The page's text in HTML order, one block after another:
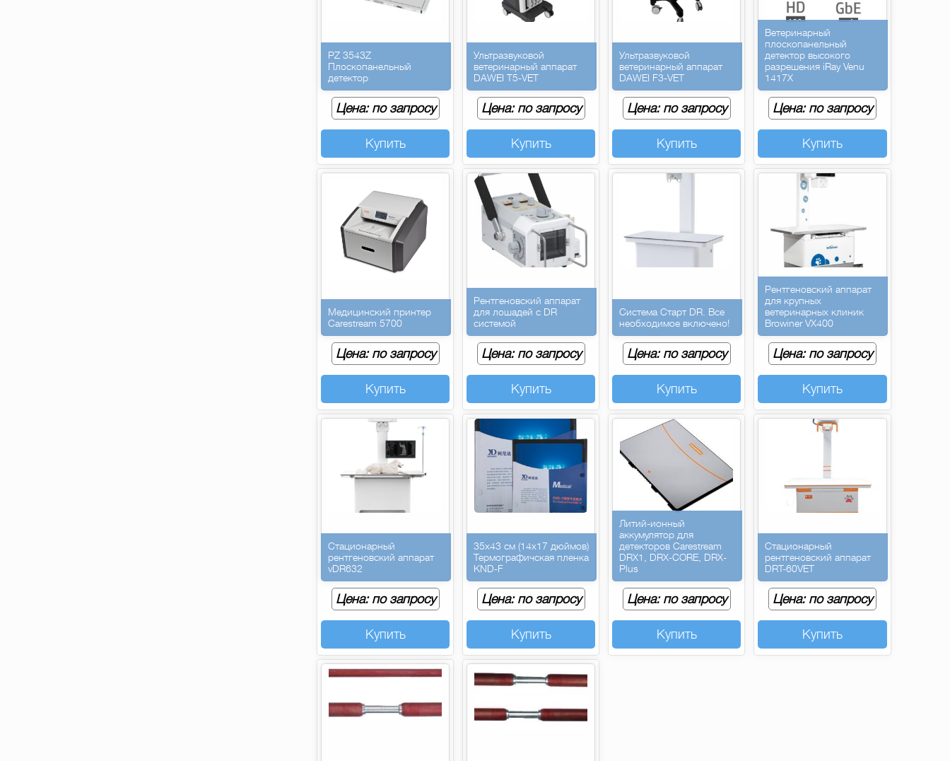
PZ 3543Z
Плоскопанельный
детектор
Цена: по запросу
Купить
Ультразвуковой
ветеринарный аппарат
DAWEI T5-VET
Цена: по запросу
Купить
Ультразвуковой
ветеринарный аппарат
DAWEI F3-VET
Цена: по запросу
Купить
Ветеринарный
плоскопанельный
детектор высокого
разрешения iRay Venu
1417X
Цена: по запросу
Купить
Медицинский принтер
Carestream 5700
Цена: по запросу
Купить
Рентгеновский аппарат
для лошадей с DR
системой
Цена: по запросу
Купить
Система Старт DR. Все
необходимое включено!
Цена: по запросу
Купить
Рентгеновский аппарат
для крупных
ветеринарных клиник
Browiner VX400
Цена: по запросу
Купить
Стационарный
рентгеновский аппарат
vDR632
Цена: по запросу
Купить
35х43 см (14х17 дюймов)
Термографичская пленка
KND-F
Цена: по запросу
Купить
Литий-ионный
аккумулятор для
детекторов Carestream
DRX1, DRX-CORE, DRX-
Plus
Цена: по запросу
Купить
Стационарный
рентгеновский аппарат
DRT-60VET
Цена: по запросу
Купить